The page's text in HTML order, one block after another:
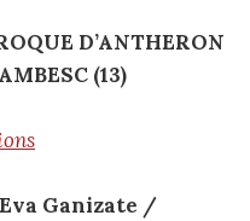
D’ANTHERON
(13)
Eva Ganizate /